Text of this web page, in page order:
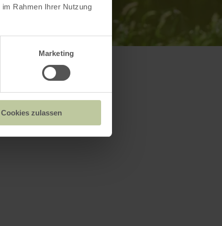
Rahmen Ihrer Nutzung
Marketing
Cookies zulassen